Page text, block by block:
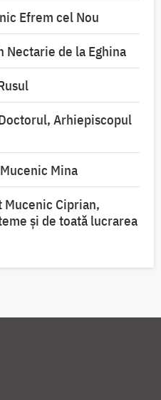
Efrem cel Nou
de la Eghina
Arhiepiscopul
Mina
Ciprian,
și de toată lucrarea